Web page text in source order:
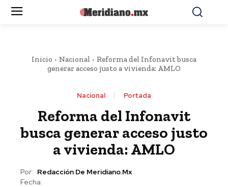
Inicio Nacional
Reforma del Infonavit busca
generar acceso justo a vivienda: AMLO
Nacional Portada
Reforma del Infonavit
busca generar acceso justo
a vivienda: AMLO
Por: Redacción De Meridiano.mx
Fecha: